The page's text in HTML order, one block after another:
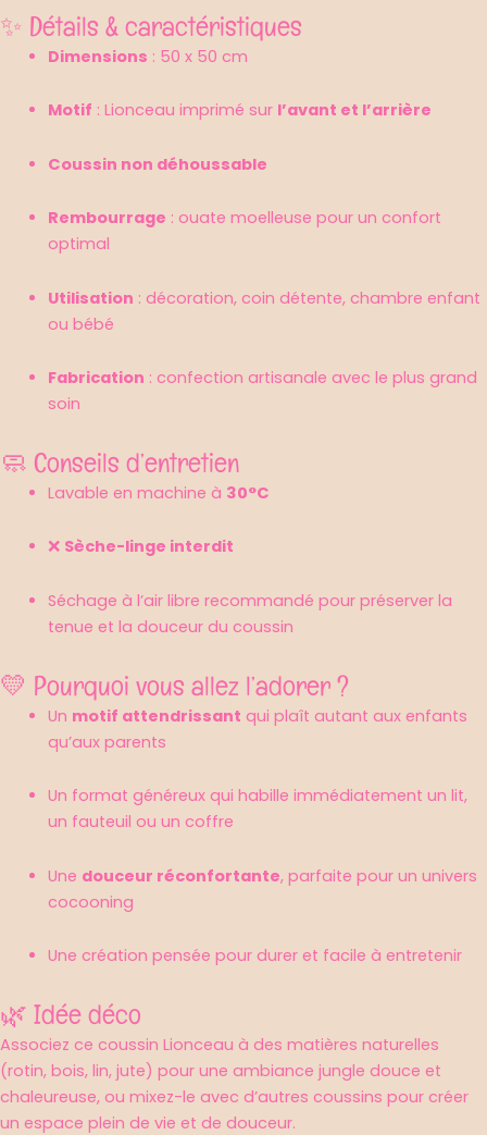
✨ Détails & caractéristiques
Dimensions : 50 x 50 cm
Motif : Lionceau imprimé sur l’avant et l’arrière
Coussin non déhoussable
Rembourrage : ouate moelleuse pour un confort
optimal
Utilisation : décoration, coin détente, chambre enfant
ou bébé
Fabrication : confection artisanale avec le plus grand
soin
🧼 Conseils d’entretien
Lavable en machine à 30°C
❌ Sèche-linge interdit
Séchage à l’air libre recommandé pour préserver la
tenue et la douceur du coussin
💛 Pourquoi vous allez l’adorer ?
Un motif attendrissant qui plaît autant aux enfants
qu’aux parents
Un format généreux qui habille immédiatement un lit,
un fauteuil ou un coffre
Une douceur réconfortante, parfaite pour un univers
cocooning
Une création pensée pour durer et facile à entretenir
🌿 Idée déco
Associez ce coussin Lionceau à des matières naturelles
(rotin, bois, lin, jute) pour une ambiance jungle douce et
chaleureuse, ou mixez-le avec d’autres coussins pour créer
un espace plein de vie et de douceur.